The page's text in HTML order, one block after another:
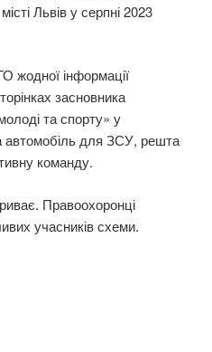
Львів у серпні 2023
жодної інформації
засновника
та спорту» у
автомобіль для ЗСУ, решта
команду.
Правоохоронці
учасників схеми.